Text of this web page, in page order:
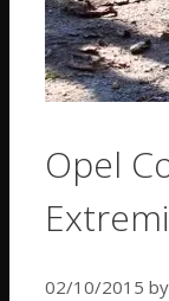
Opel
02/10/2015 by